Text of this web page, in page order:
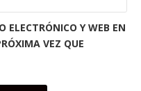
ELECTRÓNICO Y WEB EN
VEZ QUE